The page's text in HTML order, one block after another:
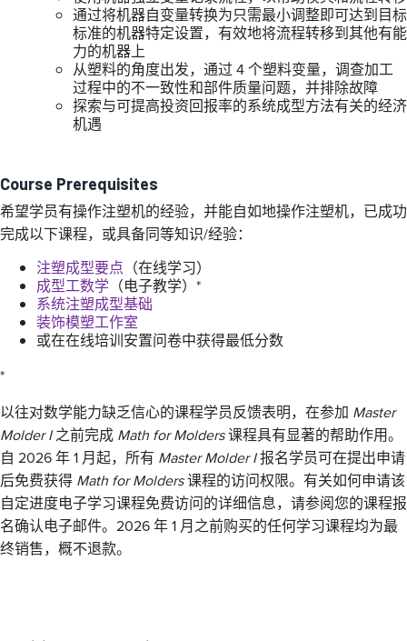
通过将机器自变量转换为只需最小调整即可达到目标
标准的机器特定设置，有效地将流程转移到其他有能
力的机器上
从塑料的角度出发，通过 4 个塑料变量，调查加工
过程中的不一致性和部件质量问题，并排除故障
探索与可提高投资回报率的系统成型方法有关的经济
机遇
Course Prerequisites
希望学员有操作注塑机的经验，并能自如地操作注塑机，已成功
完成以下课程，或具备同等知识/经验：
注塑成型要点 （在线学习）
成型工数学 （电子教学）*
系统注塑成型基础
装饰模塑工作室
或在在线培训安置问卷中获得最低分数
*
以往对数学能力缺乏信心的课程学员反馈表明，在参加 Master
Molder I之前完成 Math for Molders课程具有显著的帮助作用。
自 2026 年 1 月起，所有 Master Molder I报名学员可在提出申请
后免费获得 Math for Molders课程的访问权限。有关如何申请该
自定进度电子学习课程免费访问的详细信息，请参阅您的课程报
名确认电子邮件。2026 年 1 月之前购买的任何学习课程均为最
终销售，概不退款。